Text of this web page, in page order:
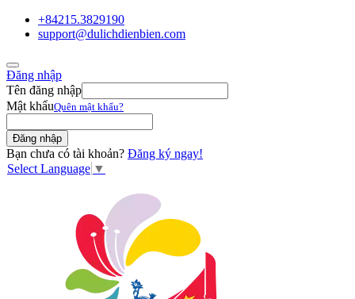
+84215.3829190
support@dulichdienbien.com
Đăng nhập
Tên đăng nhập
Mật khẩuQuên mật khẩu?
Bạn chưa có tài khoản? Đăng ký ngay!
Select Language ▼